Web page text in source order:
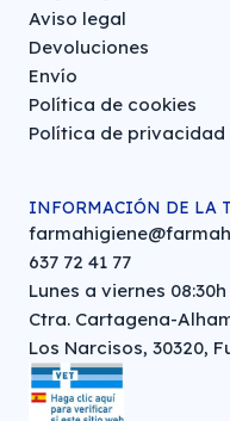
Aviso legal
Devoluciones
Envío
Política de cookies
Política de privacidad
INFORMACIÓN DE LA
637 72 41 77
Lunes a viernes 08:30h
Ctra. Cartagena-
Los Narcisos, 30320,